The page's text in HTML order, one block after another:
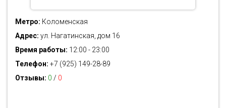
Метро: Коломенская
Адрес: ул. Нагатинская, дом 16
Время работы: 12:00 - 23:00
Телефон: +7 (925) 149-28-89
Отзывы: 0 / 0